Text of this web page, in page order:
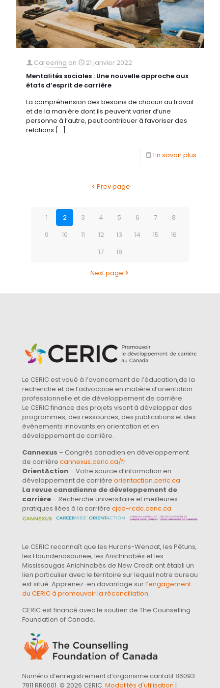
Careering on
21 janvier 2022
Mentalités sociales : Une nouvelle approche aux
états d’esprit de carrière
La compréhension des besoins de chacun au travail
et de la manière dont ils peuvent varier d’une
personne à l’autre, peut contribuer à favoriser des
relations […]
En savoir plus
Prev page
1 2 3 4 5 6 7
8
9
10 11 12 13 14 15
16
17
18
Next page
Le CERIC est voué à l’avancement de l’éducation,de la
recherche et de l’advocacie en matière d’orientation
professionnelle et de développement de carrière.
Le CERIC finance des projets visant à développer des
programmes, des ressources, des publications et des
événements innovants en orientation et en
développement de carrière.
Cannexus – Congrès canadien en développement
de carrière cannexus.ceric.ca/fr
OrientAction – Votre source d’information en
développement de carrière orientaction.ceric.ca
La revue canadienne de développement de
carrière – Recherche universitaire et meilleures
pratiques liées à la carrière cjcd-rcdc.ceric.ca
Le CERIC reconnaît que les Hurons-Wendat, les Pétuns,
les Haundenosaunee, les Anichinabés et les
Mississaugas Anichinabés de New Credit ont établi un
lien particulier avec le territoire sur lequel notre bureau
est situé. Apprenez-en davantage surl’engagement
du CERIC à promouvoir la réconciliation.
CERIC est financé avec le soutien de The Counselling
Foundation of Canada.
Numéro d’enregistrement d’organisme caritatif 86093
7911 RR0001. © 2026 CERIC. Modalités d'utilisation |